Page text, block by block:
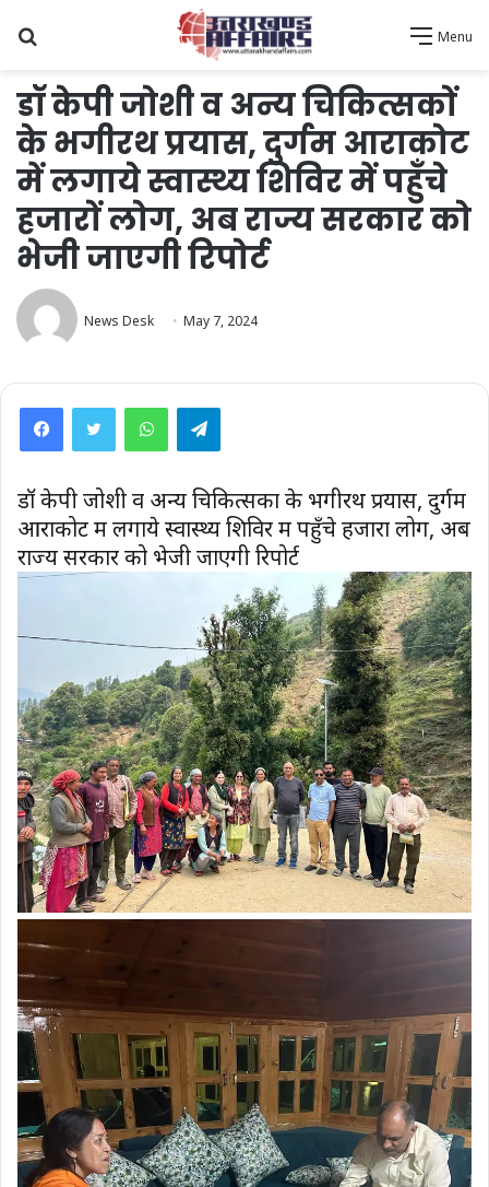
Menu
डॉ केपी जोशी व अन्य चिकित्सकों
के भगीरथ प्रयास, दुर्गम आराकोट
में लगाये स्वास्थ्य शिविर में पहुँचे
हजारों लोग, अब राज्य सरकार को
भेजी जाएगी रिपोर्ट
News Desk May 7, 2024
WhatsAppTelegram
डॉ केपी जोशी व अन्य चिकित्सकों के भगीरथ प्रयास, दुर्गम
आराकोट में लगाये स्वास्थ्य शिविर में पहुँचे हजारों लोग, अब
राज्य सरकार को भेजी जाएगी रिपोर्ट